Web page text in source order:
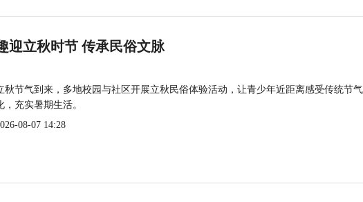
迎立秋时节 传承民俗文脉
秋节气到来，多地校园与社区开展立秋民俗体验活动，让青少年近距离感受传统节
，充实暑期生活。
08-07 14:28